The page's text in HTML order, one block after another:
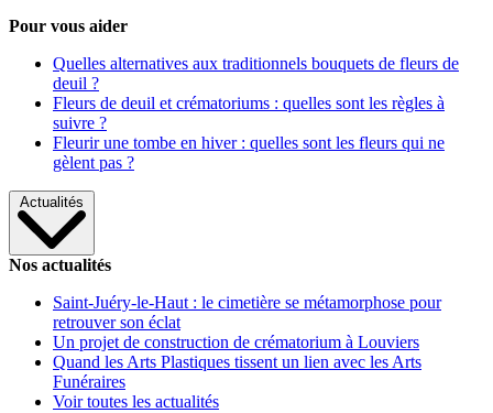
Pour vous aider
Quelles alternatives aux traditionnels bouquets de fleurs de
deuil ?
Fleurs de deuil et crématoriums : quelles sont les règles à
suivre ?
Fleurir une tombe en hiver : quelles sont les fleurs qui ne
gèlent pas ?
Actualités
Nos actualités
Saint-Juéry-le-Haut : le cimetière se métamorphose pour
retrouver son éclat
Un projet de construction de crématorium à Louviers
Quand les Arts Plastiques tissent un lien avec les Arts
Funéraires
Voir toutes les actualités